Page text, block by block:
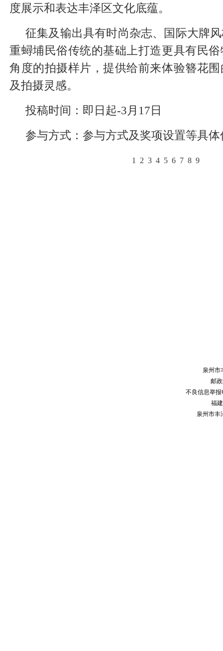
度展示和表达丰泽区文化底蕴。
征集及输出具有时尚杂志、国际大牌
重蟳埔民俗传统的基础上打造更具有民
角度的拍摄样片，提供给前来体验簪花
及拍摄灵感。
投稿时间：即日起-3月17日
参与方式：参与方式及奖项设置等具
1 2 3 4 5 6 7 8 9
泉州市
邮
不良信息举报
福
泉州市丰